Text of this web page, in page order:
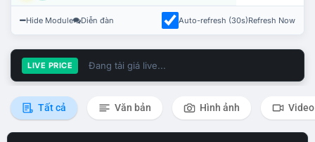
Hide Module Diễn đàn Auto-refresh (30s)Refresh Now
LIVE PRICE Đang tải giá live...
Tất cả Văn bản Hình ảnh Video